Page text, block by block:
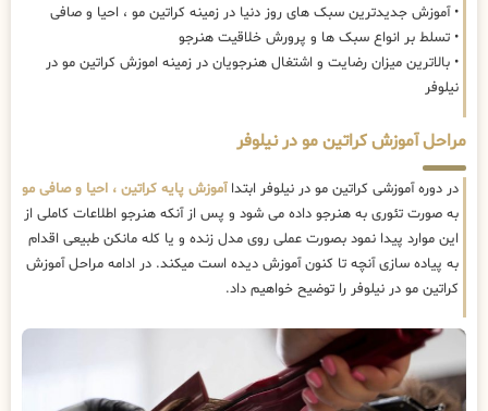
• آموزش جدیدترین سبک های روز دنیا در زمینه کراتین مو ، احیا و صافی
• تسلط بر انواع سبک ها و پرورش خلاقیت هنرجو
• بالاترین میزان رضایت و اشتغال هنرجویان در زمینه اموزش کراتین مو در
نیلوفر
مراحل آموزش کراتین مو در نیلوفر
در دوره آموزشی کراتین مو در نیلوفر ابتداآموزش پایه کراتین ، احیا و صافی مو
به صورت تئوری به هنرجو داده می شود و پس از آنکه هنرجو اطلاعات کاملی از
این موارد پیدا نمود بصورت عملی روی مدل زنده و یا کله مانکن طبیعی اقدام
به پیاده سازی آنچه تا کنون آموزش دیده است میکند. در ادامه مراحل آموزش
کراتین مو در نیلوفر را توضیح خواهیم داد.